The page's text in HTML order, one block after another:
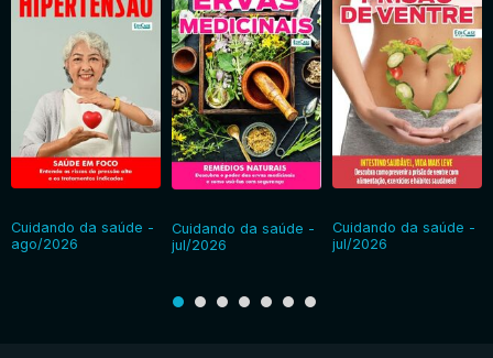
Cuidando da saúde -
ago/2026
Cuidando da saúde -
jul/2026
Cuidando da saúde -
jul/2026